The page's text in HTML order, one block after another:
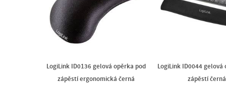
LogiLink ID0136 gelová opěrka pod
zápěstí ergonomická černá
LogiLink ID0044 gelová
zápěstí černá